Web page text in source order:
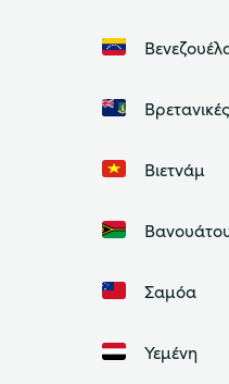
Βιετνάμ
Σαμόα
Υεμένη